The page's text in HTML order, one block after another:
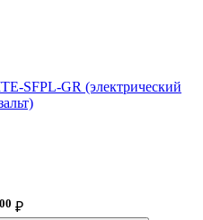
SFPL-GR (электрический
00 ₽